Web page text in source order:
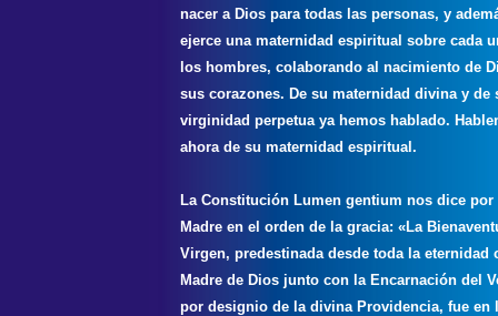
nacer a Dios para todas las personas, y
ejerce una maternidad espiritual sobre cada
los hombres, colaborando al nacimiento de
sus corazones. De su maternidad divina y de
virginidad perpetua ya hemos hablado.
ahora de su maternidad espiritual.
La Constitución Lumen gentium nos dice por
Madre en el orden de la gracia: «La
Virgen, predestinada desde toda la eternidad
Madre de Dios junto con la Encarnación del
por designio de la divina Providencia, fue en